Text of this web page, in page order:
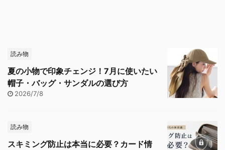
読み物
夏の小物で印象チェンジ！7月に使いたい
帽子・バッグ・サンダルの選び方
2026/7/8
読み物
スキミング防止は本当に必要？カード情